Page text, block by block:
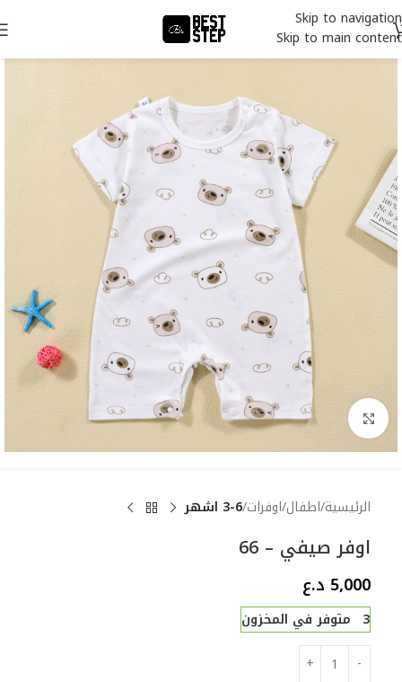
Skip to navigation
Skip to main content
Click to enlarge
الرئيسية اطفال اوفرات 3-6 اشهر
اوفر صيفي – 66
5,000 د.ع
3 متوفر في المخزون